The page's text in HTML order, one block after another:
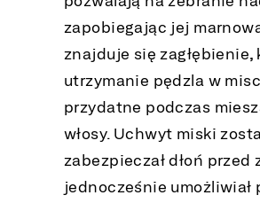
zapobiegając jej
znajduje się
utrzymanie pędzla w
przydatne podczas
włosy. Uchwyt miski
zabezpieczał dłoń przed
jednocześnie umożliwiał